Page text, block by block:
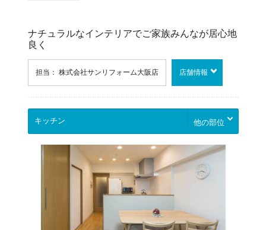
ナチュラルなインテリアでご家族みんなが居心地
良く
担当： 株式会社サンリフォーム大阪店 店舗情報
他の部位